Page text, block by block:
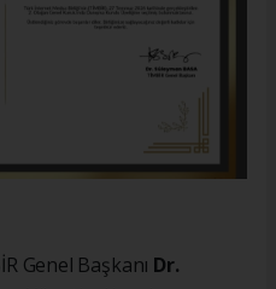
Genel Başkanı Dr.